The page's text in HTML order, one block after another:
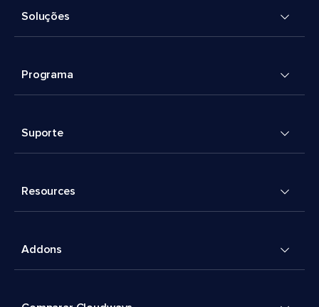
Soluções
Programa
Suporte
Resources
Addons